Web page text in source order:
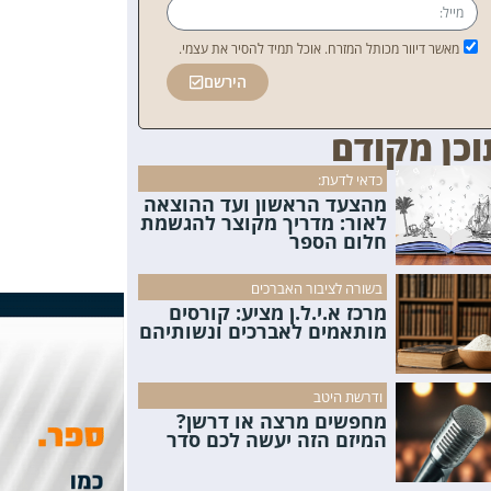
מאשר דיוור מכותל המזרח. אוכל תמיד להסיר את עצמי.
הירשם
מקודם
כדאי לדעת:
מהצעד הראשון ועד ההוצאה
לאור: מדריך מקוצר להגשמת
חלום הספר
בשורה לציבור האברכים
מרכז א.י.ל.ן מציע: קורסים
מותאמים לאברכים ונשותיהם
ודרשת היטב
מחפשים מרצה או דרשן?
המיזם הזה יעשה לכם סדר